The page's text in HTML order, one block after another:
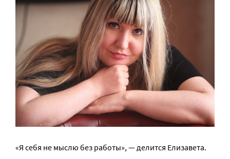
«Я себя не мыслю без работы», — делится Елизавета.